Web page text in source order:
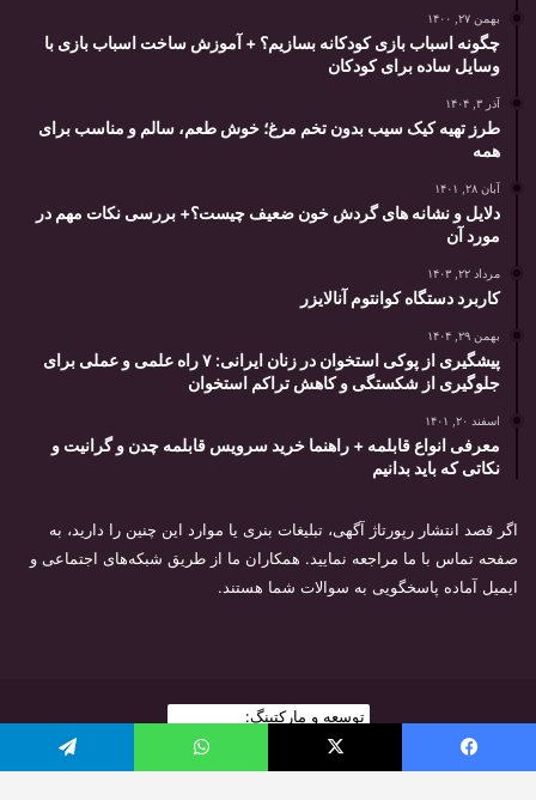
بهمن ۲۷, ۱۴۰۰
چگونه اسباب بازی کودکانه بسازیم؟ + آموزش ساخت اسباب بازی با
وسایل ساده برای کودکان
آذر ۳, ۱۴۰۴
طرز تهیه کیک سیب بدون تخم مرغ؛ خوش طعم، سالم و مناسب برای
همه
آبان ۲۸, ۱۴۰۱
دلایل و نشانه های گردش خون ضعیف چیست؟+ بررسی نکات مهم در
مورد آن
مرداد ۲۲, ۱۴۰۳
کاربرد دستگاه کوانتوم آنالایزر
بهمن ۲۹, ۱۴۰۴
پیشگیری از پوکی استخوان در زنان ایرانی: ۷ راه علمی و عملی برای
جلوگیری از شکستگی و کاهش تراکم استخوان
اسفند ۲۰, ۱۴۰۱
معرفی انواع قابلمه + راهنما خرید سرویس قابلمه چدن و گرانیت و
نکاتی که باید بدانیم
اگر قصد انتشار رپورتاژ آگهی، تبلیغات بنری یا موارد این چنین را دارید، به
صفحه تماس با ما مراجعه نمایید. همکاران ما از طریق شبکه‌های اجتماعی و
ایمیل آماده پاسخگویی به سوالات شما هستند.
توسعه و مارکتینگ:
فیس بوک
X واتس آپ تلگرام